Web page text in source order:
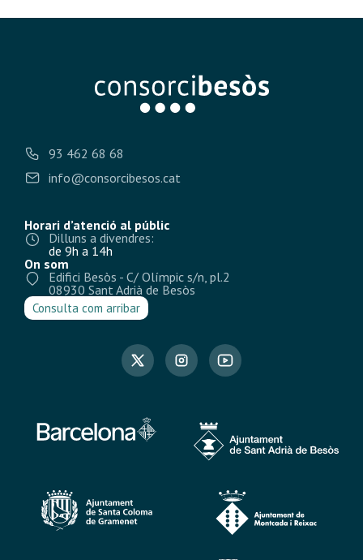
93 462 68 68
info@consorcibesos.cat
Horari d’atenció al públic
Dilluns a divendres:
de 9h a 14h
On som
Edifici Besòs - C/ Olímpic s/n, pl.2
08930 Sant Adrià de Besòs
Consulta com arribar